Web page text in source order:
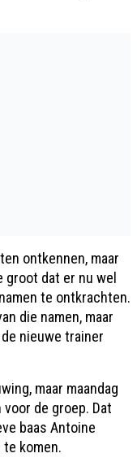
ontkennen, maar
dat er nu wel
te ontkrachten.
die namen, maar
nieuwe trainer
maar maandag
de groep. Dat
baas Antoine
komen.